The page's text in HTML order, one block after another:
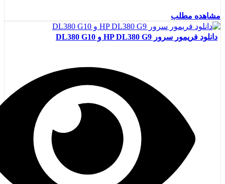
مشاهده مطلب
دانلود فریمور سرور HP DL380 G9 و DL380 G10